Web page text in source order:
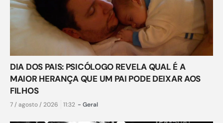
DIA DOS PAIS: PSICÓLOGO REVELA QUAL É A
MAIOR HERANÇA QUE UM PAI PODE DEIXAR AOS
FILHOS
7 / agosto / 2026 11:32 - Geral